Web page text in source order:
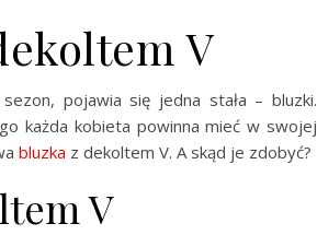
V
pojawia się jedna stała – bluzki.
każda kobieta powinna mieć w swojej
bluzka z dekoltem V. A skąd je zdobyć?
V